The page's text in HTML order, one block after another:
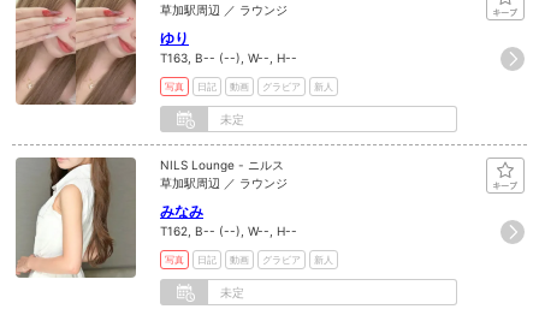
草加駅周辺 ／ ラウンジ
ゆり
T163, B-- (--), W--, H--
写真 日記 動画 グラビア 新人
未定
NILS Lounge - ニルス
草加駅周辺 ／ ラウンジ
みなみ
T162, B-- (--), W--, H--
写真 日記 動画 グラビア 新人
未定